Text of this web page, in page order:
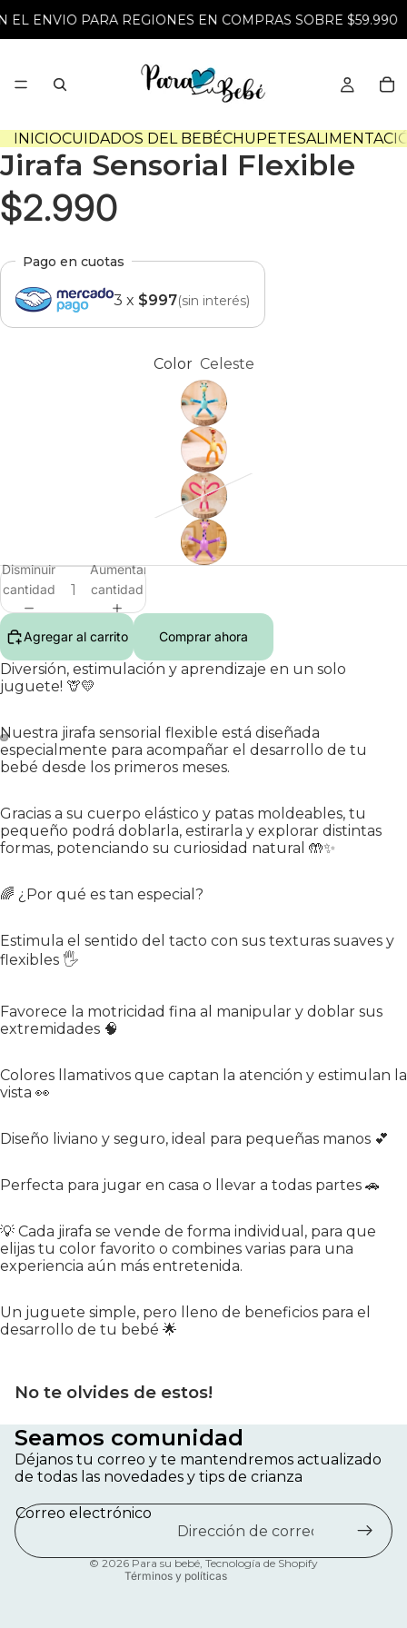
EL ENVIO PARA REGIONES EN COMPRAS SOBRE $59.990
INICIOCUIDADOS DEL BEBÉCHUPETES
Jirafa Sensorial Flexible
$2.990
Pago en cuotas
3 x $997(sin interés)
Color Celeste
Disminuir
cantidad
Aumentar
cantidad
Agregar al carrito Comprar ahora
Diversión, estimulación y aprendizaje en un solo
juguete! 🦒💛
Nuestra jirafa sensorial flexible está diseñada
especialmente para acompañar el desarrollo de tu
bebé desde los primeros meses.
Gracias a su cuerpo elástico y patas moldeables, tu
pequeño podrá doblarla, estirarla y explorar distintas
formas, potenciando su curiosidad natural 🤲✨
🌈 ¿Por qué es tan especial?
Estimula el sentido del tacto con sus texturas suaves y
flexibles 🖐️
Favorece la motricidad fina al manipular y doblar sus
extremidades 🧠
Colores llamativos que captan la atención y estimulan la
vista 👀
Diseño liviano y seguro, ideal para pequeñas manos 💕
Perfecta para jugar en casa o llevar a todas partes 🚗
💡 Cada jirafa se vende de forma individual, para que
elijas tu color favorito o combines varias para una
experiencia aún más entretenida.
Un juguete simple, pero lleno de beneficios para el
desarrollo de tu bebé 🌟
No te olvides de estos!
Seamos comunidad
Déjanos tu correo y te mantendremos actualizado
de todas las novedades y tips de crianza
Correo electrónico
© 2026 Para su bebé, Tecnología de Shopify
Términos y políticas
Política de privacidad
Política de reembolso
Términos del servicio